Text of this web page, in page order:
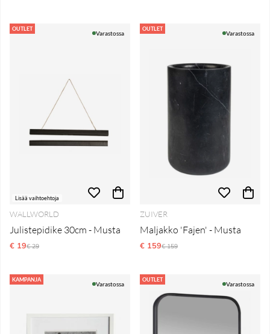
OUTLET
Lisää vaihtoehtoja
Varastossa
WALLWORLD
Julistepidike 30cm - Musta
€ 19Normaali hinta
€ 29
OUTLET
Varastossa
ZUIVER
Maljakko 'Fajen' - Musta
€ 159Normaali hinta
€ 159
KAMPANJA
Varastossa
OUTLET
Varastossa